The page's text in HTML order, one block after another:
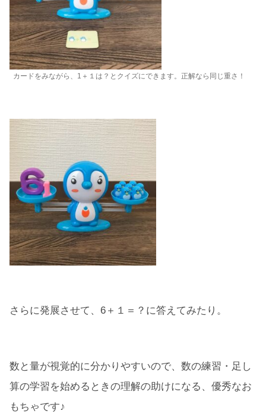
カードをみながら、1＋１は？とクイズにできます。正解なら同じ重さ！
さらに発展させて、6＋１＝？に答えてみたり。
数と量が視覚的に分かりやすいので、数の練習・足し
算の学習を始めるときの理解の助けになる、優秀なお
もちゃです♪